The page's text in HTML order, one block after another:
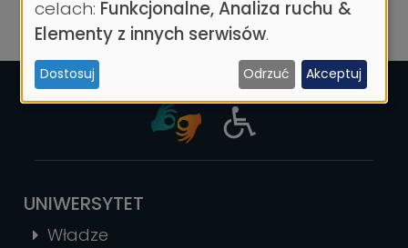
UNIWERSYTET
Władze
osobowych
i
ciasteczek
celach: Funkcjonalne, Analiza ruchu &
Elementy z innych serwisów.
Dostosuj Odrzuć Akceptuj